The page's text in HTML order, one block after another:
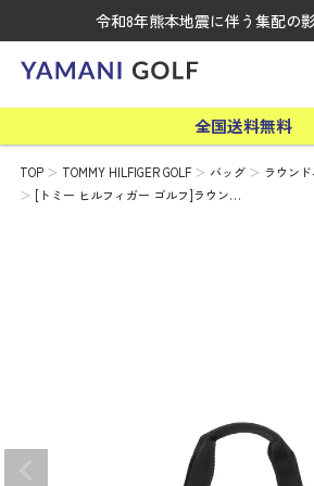
令和8年熊本地震に伴う集配の
全国送料無料
TOP TOMMY HILFIGER GOLF バッグ
ラウン
[トミー ヒルフィガー ゴルフ]ラウン…